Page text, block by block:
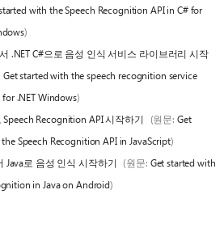
with the Speech Recognition API in C# for
)
.NET C#으로 음성 인식 서비스 라이브러리 시작
Get started with the speech recognition service
.NET Windows)
Speech Recognition API 시작하기
(원문: Get
Speech Recognition API in JavaScript)
Java로 음성 인식 시작하기 (원문: Get started with
in Java on Android)